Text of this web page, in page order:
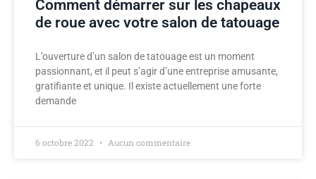
Comment démarrer sur les chapeaux
de roue avec votre salon de tatouage
L’ouverture d’un salon de tatouage est un moment
passionnant, et il peut s’agir d’une entreprise amusante,
gratifiante et unique. Il existe actuellement une forte
demande
6 octobre 2022 Aucun commentaire